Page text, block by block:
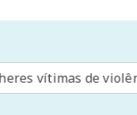
de violência